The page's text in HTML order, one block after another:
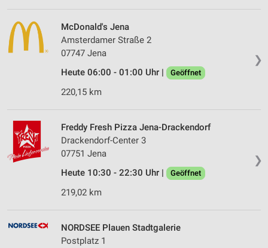
❯
McDonald's Jena
Amsterdamer Straße 2
07747 Jena
Heute 06:00 - 01:00 Uhr |
Geöffnet
220,15 km
❯
Freddy Fresh Pizza Jena-Drackendorf
Drackendorf-Center 3
07751 Jena
Heute 10:30 - 22:30 Uhr |
Geöffnet
219,02 km
NORDSEE Plauen Stadtgalerie
Postplatz 1